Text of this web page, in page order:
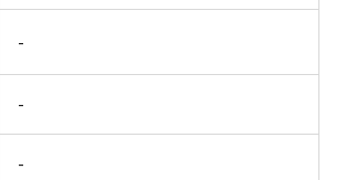
-
-
-